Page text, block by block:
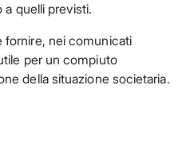
quelli previsti.
fornire, nei comunicati
per un compiuto
della situazione societaria.